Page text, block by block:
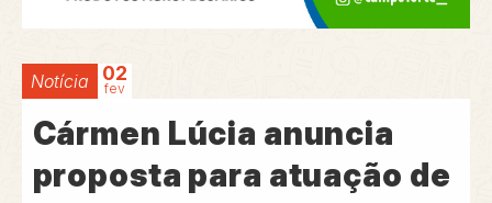
Notícia 02
fev
Cármen Lúcia anuncia
proposta para atuação de